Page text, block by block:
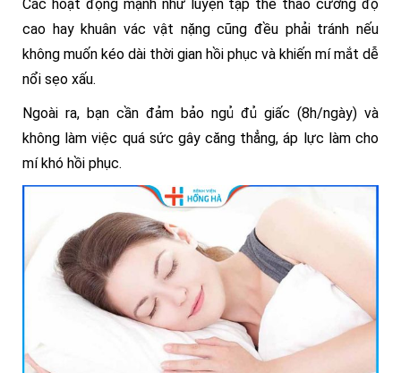
Các hoạt động mạnh như luyện tập thể thao cường độ
cao hay khuân vác vật nặng cũng đều phải tránh nếu
không muốn kéo dài thời gian hồi phục và khiến mí mắt dễ
nổi sẹo xấu.
Ngoài ra, bạn cần đảm bảo ngủ đủ giấc (8h/ngày) và
không làm việc quá sức gây căng thẳng, áp lực làm cho
mí khó hồi phục.